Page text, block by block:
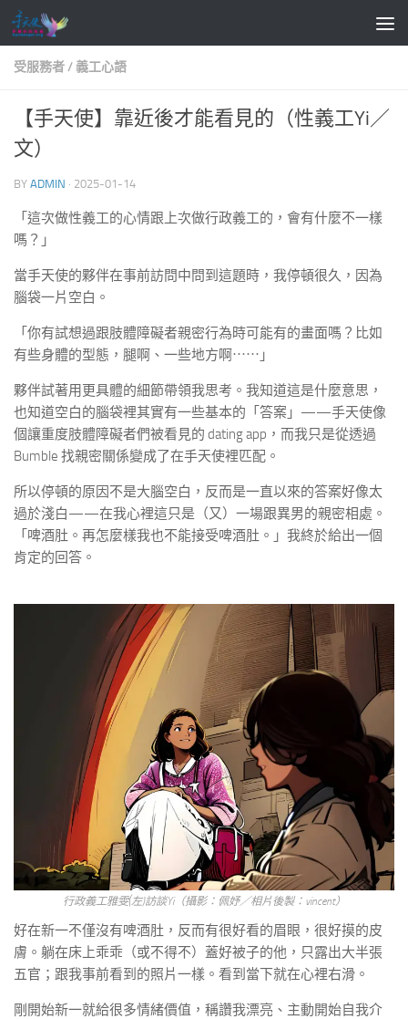
Skip to content
受服務者 / 義工心語
【手天使】靠近後才能看見的（性義工Yi／
文）
BY ADMIN · 2025-01-14
「這次做性義工的心情跟上次做行政義工的，會有什麼不一樣
嗎？」
當手天使的夥伴在事前訪問中問到這題時，我停頓很久，因為
腦袋一片空白。
「你有試想過跟肢體障礙者親密行為時可能有的畫面嗎？比如
有些身體的型態，腿啊、一些地方啊⋯⋯」
夥伴試著用更具體的細節帶領我思考。我知道這是什麼意思，
也知道空白的腦袋裡其實有一些基本的「答案」——手天使像
個讓重度肢體障礙者們被看見的 dating app，而我只是從透過
Bumble 找親密關係變成了在手天使裡匹配。
所以停頓的原因不是大腦空白，反而是一直以來的答案好像太
過於淺白——在我心裡這只是（又）一場跟異男的親密相處。
「啤酒肚。再怎麼樣我也不能接受啤酒肚。」我終於給出一個
肯定的回答。
行政義工雅雯(左)訪談Yi（攝影：佩妤／相片後製：vincent）
好在新一不僅沒有啤酒肚，反而有很好看的眉眼，很好摸的皮
膚。躺在床上乖乖（或不得不）蓋好被子的他，只露出大半張
五官；跟我事前看到的照片一樣。看到當下就在心裡右滑。
剛開始新一就給很多情緒價值，稱讚我漂亮、主動開始自我介